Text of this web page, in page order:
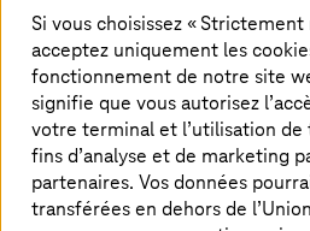
Si vous choisissez « Strictement
acceptez uniquement les
fonctionnement de notre site
signifie que vous autorisez
votre terminal et l’utilisation de
fins d’analyse et de marketing
partenaires. Vos données
transférées en dehors de